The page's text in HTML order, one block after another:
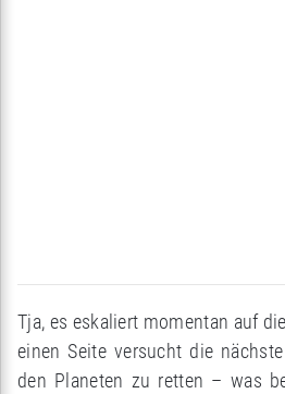
Tja, es eskaliert momentan auf
einen Seite versucht die
den Planeten zu retten – was